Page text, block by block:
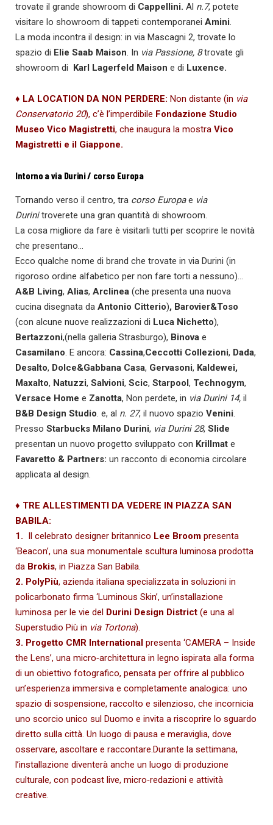
trovate il grande showroom di Cappellini. Al n.7, potete
visitare lo showroom di tappeti contemporanei Amini.
La moda incontra il design: in via Mascagni 2, trovate lo
spazio di Elie Saab Maison. In via Passione, 8trovate gli
showroom di Karl Lagerfeld Maison e di Luxence.
♦ LA LOCATION DA NON PERDERE: Non distante (in via
Conservatorio 20), c’è l’imperdibile Fondazione Studio
Museo Vico Magistretti, che inaugura la mostra Vico
Magistretti e il Giappone.
Intorno a via Durini / corso Europa
Tornando verso il centro, tra corso Europae via
Durinitroverete una gran quantità di showroom.
La cosa migliore da fare è visitarli tutti per scoprire le novità
che presentano…
Ecco qualche nome di brand che trovate in via Durini (in
rigoroso ordine alfabetico per non fare torti a nessuno)…
A&B Living, Alias, Arclinea (che presenta una nuova
cucina disegnata da Antonio Citterio), Barovier&Toso
(con alcune nuove realizzazioni di Luca Nichetto),
Bertazzoni,(nella galleria Strasburgo), Binova e
Casamilano. E ancora: Cassina,Ceccotti Collezioni, Dada,
Desalto, Dolce&Gabbana Casa, Gervasoni, Kaldewei,
Maxalto, Natuzzi, Salvioni, Scic, Starpool, Technogym,
Versace Home e Zanotta, Non perdete, in via Durini 14, il
B&B Design Studio. e, al n. 27, il nuovo spazio Venini.
Presso Starbucks Milano Durini, via Durini 28, Slide
presentan un nuovo progetto sviluppato con Krillmat e
Favaretto & Partners: un racconto di economia circolare
applicata al design.
♦ TRE ALLESTIMENTI DA VEDERE IN PIAZZA SAN
BABILA:
1. Il celebrato designer britannico Lee Broom presenta
‘Beacon’, una sua monumentale scultura luminosa prodotta
da Brokis, in Piazza San Babila.
2. PolyPiù, azienda italiana specializzata in soluzioni in
policarbonato firma ‘Luminous Skin’, un’installazione
luminosa per le vie del Durini Design District (e una al
Superstudio Più in via Tortona).
3. Progetto CMR International presenta ‘CAMERA – Inside
the Lens’, una micro‑architettura in legno ispirata alla forma
di un obiettivo fotografico, pensata per offrire al pubblico
un’esperienza immersiva e completamente analogica: uno
spazio di sospensione, raccolto e silenzioso, che incornicia
uno scorcio unico sul Duomo e invita a riscoprire lo sguardo
diretto sulla città. Un luogo di pausa e meraviglia, dove
osservare, ascoltare e raccontare.Durante la settimana,
l’installazione diventerà anche un luogo di produzione
culturale, con podcast live, micro‑redazioni e attività
creative.